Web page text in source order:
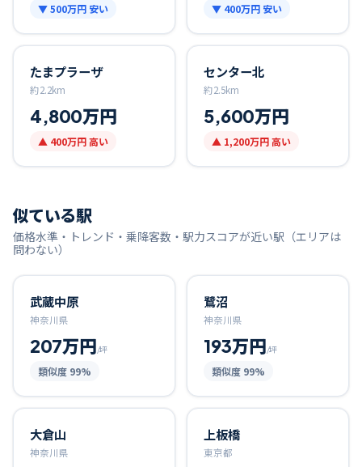
▼500万円 安い ▼ 400万円 安い
たまプラーザ
約2.2km
4,800万円
▲ 400万円高い
センター北
約2.5km
5,600万円
▲ 1,200万円高い
似ている駅
価格水準・トレンド・乗降客数・駅力スコアが近い駅（エリアは
問わない）
武蔵中原
神奈川県
207万円/坪
類似度 99%
鷺沼
神奈川県
193万円/坪
類似度 99%
大倉山
神奈川県
上板橋
東京都